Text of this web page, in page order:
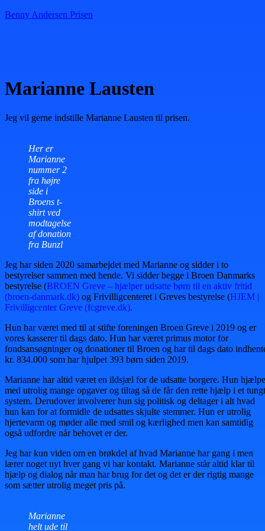
Benny Andersen Prisen
Marianne Lausten
Jeg vil gerne indstille Marianne Lausten til prisen.
Her er
Marianne
nummer 2
fra højre
side i
Broens t-
shirt ved
modtagelse
af donation
fra Bunzl
Jeg har siden 2020 samarbejdet med Marianne og sidder i to
bestyrelser sammen med hende. Vi sidder begge i Broen Danmarks
bestyrelse (BROEN Greve – hjælper udsatte børn til en aktiv fritid
(broen-danmark.dk) og Frivilligcenteret i Greves bestyrelse (HJEM |
Frivilligcenter Greve (fcgreve.dk).
Hun har været med til at stifte foreningen Broen Greve i 2019 og er
vores kasserer til dags dato. Hun har været primus motor for
fondsansøgninger og donationer til Broen og har til dags dato
kr. 834.000 som har hjulpet 393 børn siden 2019.
Marianne har altid været en ildsjæl for de udsatte borgere. Hun
med utrolig mange opgaver og tiltag så de får den rette hjælp i et tungt
system. Derudover involverer hun sig politisk og deltager i alt hvad
hun kan for at formidle de udsattes skjulte stemmer. Hun er utrolig
hjertevarm og møder alle med smil og kærlighed men kan samtidig
også udfordre når behovet er der.
Jeg har kun viden om en brøkdel af hvad Marianne har gang i men
lærer noget nyt hver gang vi har kontakt. Marianne står altid klar til
hjælp og dialog når man har brug for det og det er der rigtig mange
som sætter utrolig meget pris på.
Marianne
helt ude til